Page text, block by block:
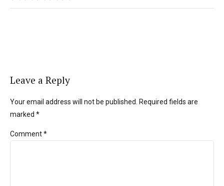
Leave a Reply
Your email address will not be published. Required fields are
marked *
Comment*